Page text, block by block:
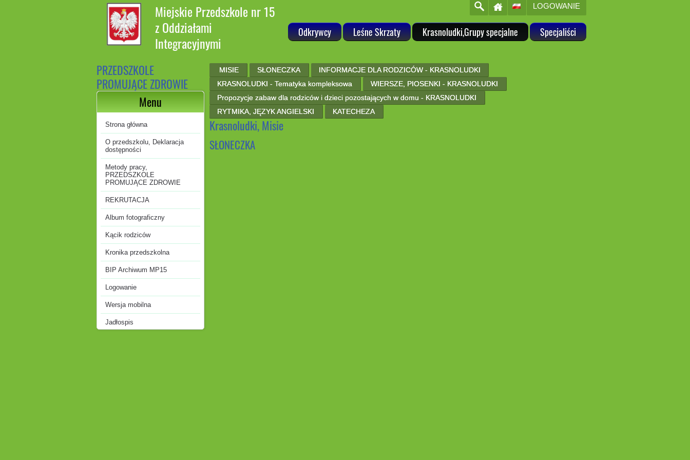
LOGOWANIE
Miejskie Przedszkole nr 15
z Oddziałami
Integracyjnymi
Odkrywcy Leśne Skrzaty Krasnoludki,Grupy specjalne Specjaliści
PRZEDSZKOLE
PROMUJĄCE ZDROWIE
Menu
Strona główna
O przedszkolu, Deklaracja
dostępności
Metody pracy,
PRZEDSZKOLE
PROMUJĄCE ZDROWIE
REKRUTACJA
Album fotograficzny
Kącik rodziców
Kronika przedszkolna
BIP Archiwum MP15
Logowanie
Wersja mobilna
Jadłospis
MISIE SŁONECZKA
INFORMACJE DLA RODZICÓW - KRASNOLUDKI
KRASNOLUDKI - Tematyka kompleksowa
WIERSZE, PIOSENKI - KRASNOLUDKI
Propozycje zabaw dla rodziców i dzieci pozostających w domu - KRASNOLUDKI
RYTMIKA, JĘZYK ANGIELSKI
KATECHEZA
Krasnoludki, Misie
SŁONECZKA